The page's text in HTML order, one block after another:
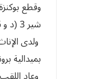
‬شير‮ (‬3‮ ‬د‮ ‬و46‮ ‬ثا‮ ‬و54‮ ‬ج‮) ‬والمغربي‮ ‬عادل‮ ‬الكوش‮ (‬3‮ ‬د‮ ‬و46‮ ‬ث‮ ‬و72ج‮). ‬
‬بميدالية‮ ‬برونزية‮ ‬أيضا‮ ‬في‮ ‬سباق‮ ‬الـ‮ ‬800م‮ ‬مسجلة‮ ‬توقيتا‮ ‬قدره‮ ‬2‮ ‬د‮ ‬و02‮ ‬ثا‮ ‬و18‮ ‬ج‮). ‬